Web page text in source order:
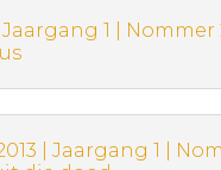
Jaargang 1 |
| Jaargang 1 |